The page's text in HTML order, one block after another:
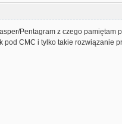
Pentagram z czego pamiętam
pod CMC i tylko takie rozwiązanie